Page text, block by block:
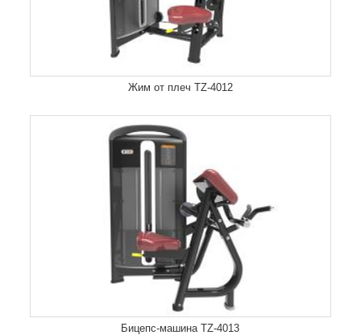
Жим от плеч TZ-4012
Бицепс-машина TZ-4013